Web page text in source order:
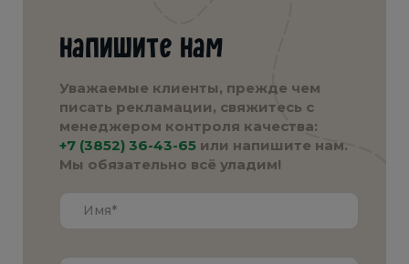
Напишите нам
Уважаемые клиенты, прежде чем
писать рекламации, свяжитесь с
менеджером контроля качества:
+7 (3852) 36-43-65 или напишите нам.
Мы обязательно всё уладим!